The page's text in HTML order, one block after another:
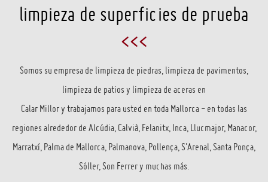
limpieza de superficies de prueba
<<<
Somos su empresa de limpieza de piedras, limpieza de pavimentos,
limpieza de patios y limpieza de aceras en
Calar Millor y trabajamos para usted en toda Mallorca - en todas las
regiones alrededor de Alcúdia, Calvià, Felanitx, Inca, Llucmajor, Manacor,
Marratxí, Palma de Mallorca, Palmanova, Pollença, S'Arenal, Santa Ponça,
Sóller, Son Ferrer y muchas más.